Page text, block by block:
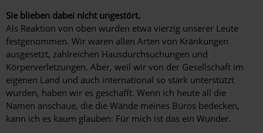
Sie blieben dabei nicht ungestört.
Als Reaktion von oben wurden etwa vierzig unserer Leute
festgenommen. Wir waren allen Arten von Kränkungen
ausgesetzt, zahlreichen Hausdurchsuchungen und
Körperverletzungen. Aber, weil wir von der Gesellschaft im
eigenen Land und auch international so stark unterstützt
wurden, haben wir es geschafft. Wenn ich heute all die
Namen anschaue, die die Wände meines Büros bedecken,
kann ich es kaum glauben: Für mich ist das ein Wunder.